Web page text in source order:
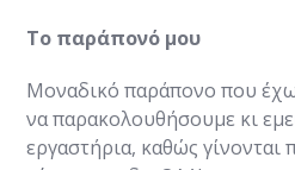
Το παράπονό μου
Μοναδικό παράπονο που έχω
να παρακολουθήσουμε κι
εργαστήρια, καθώς γίνονται